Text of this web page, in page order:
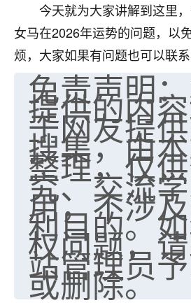
今天就为大家讲解到这里
女马在2026年运势的问题，以
烦，大家如果有问题也可以联系
免责声明
提供的内
于网友提
搜集，由
整理，仅
究、交流
用，不涉
利目的。
权问题，
站管理员
或删除。
优秀的张同学
老师收徒吗？？我对这些很
2天前 来自山西